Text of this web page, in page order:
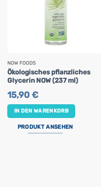
NOW FOODS
Ökologisches pflanzliches
Glycerin NOW (237 ml)
15,90€
IN DEN WARENKORB
PRODUKT ANSEHEN